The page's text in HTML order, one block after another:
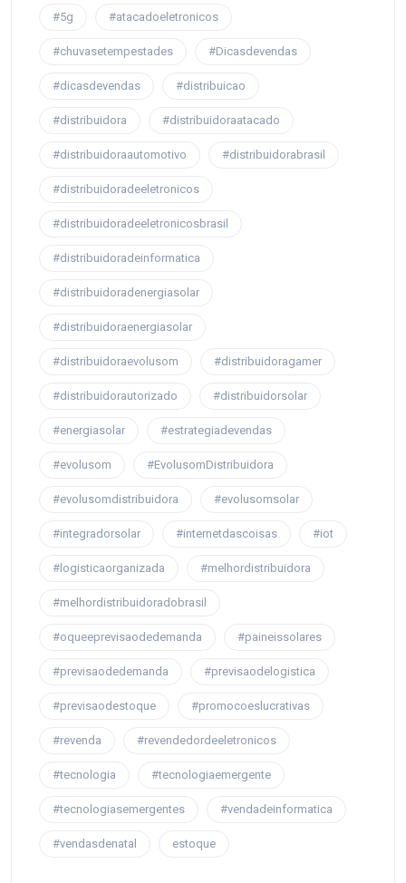
#5g #atacadoeletronicos
#chuvasetempestades #Dicasdevendas
#dicasdevendas #distribuicao
#distribuidora #distribuidoraatacado
#distribuidoraautomotivo #distribuidorabrasil
#distribuidoradeeletronicos
#distribuidoradeeletronicosbrasil
#distribuidoradeinformatica
#distribuidoradenergiasolar
#distribuidoraenergiasolar
#distribuidoraevolusom #distribuidoragamer
#distribuidorautorizado #distribuidorsolar
#energiasolar #estrategiadevendas
#evolusom #EvolusomDistribuidora
#evolusomdistribuidora #evolusomsolar
#integradorsolar #internetdascoisas #iot
#logisticaorganizada #melhordistribuidora
#melhordistribuidoradobrasil
#oqueeprevisaodedemanda #paineissolares
#previsaodedemanda #previsaodelogistica
#previsaodestoque #promocoeslucrativas
#revenda #revendedordeeletronicos
#tecnologia #tecnologiaemergente
#tecnologiasemergentes #vendadeinformatica
#vendasdenatal estoque